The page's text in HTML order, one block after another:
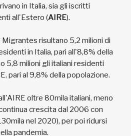
in Italia, sia gli iscritti
all'Estero (AIRE).
Migrantes risultano 5,2 milioni di
in Italia, pari all'8,8% della
5,8 milioni gli italiani residenti
pari al 9,8% della popolazione.
oltre 80mila italiani, meno
crescita dal 2006 con
nel 2020), per poi ridursi
pandemia.